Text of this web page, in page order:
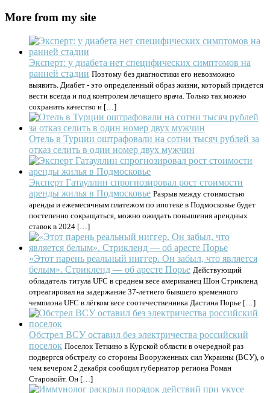
More from my site
Эксперт: у диабета нет специфических симптомов на
ранней стадии Поэтому без диагностики его невозможно
выявить. Диабет - это определенный образ жизни, который придется
вести всегда и под контролем лечащего врача. Только так можно
сохранить качество и […]
Отель в Турции оштрафовали на сотни тысяч рублей за
отказ селить в один номер двух мужчин
Эксперт Гатауллин спрогнозировал рост стоимости
аренды жилья в Подмосковье Разрыв между стоимостью
аренды и ежемесячным платежом по ипотеке в Подмосковье будет
постепенно сокращаться, можно ожидать повышения арендных
ставок в 2024 […]
«Этот парень реальный ниггер. Он забыл, что является
белым». Стрикленд — об аресте Порье Действующий
обладатель титула UFC в среднем весе американец Шон Стрикленд
отреагировал на задержание 37-летнего бывшего временного
чемпиона UFC в лёгком весе соотечественника Дастина Порье […]
Обстрел ВСУ оставил без электричества российский
поселок Поселок Теткино в Курской области в очередной раз
подвергся обстрелу со стороны Вооруженных сил Украины (ВСУ), о
чем вечером 2 декабря сообщил губернатор региона Роман
Старовойт. Он […]